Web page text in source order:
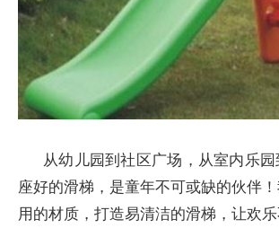
从幼儿园到社区广场，从室内乐
座好的滑梯，是童年不可或缺的伙伴
用的材质，打造易清洁的滑梯，让欢乐